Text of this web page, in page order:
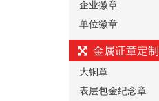
企业徽章
单位徽章
金属证章定制
大铜章
表层包金纪念章